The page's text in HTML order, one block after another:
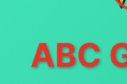
ABC